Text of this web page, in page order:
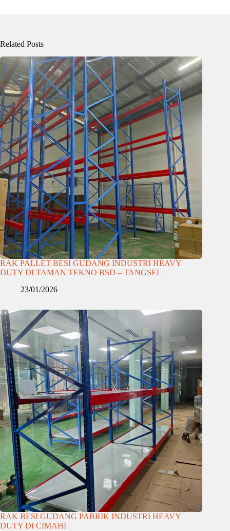
Related Posts
RAK PALLET BESI GUDANG INDUSTRI HEAVY
DUTY DI TAMAN TEKNO BSD – TANGSEL
23/01/2026
RAK BESI GUDANG PABRIK INDUSTRI HEAVY
DUTY DI CIMAHI